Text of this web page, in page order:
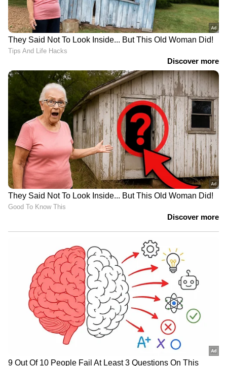
ഒന്നുകിൽ തങ്ങൾക്കായി ഒരു പങ്കാളിയെ
കണ്ടെത്താൻ കഴിഞ്ഞില്ല, അല്ലെങ്കിൽ ഒരാളുടെ
ആവശ്യം അനുഭവപ്പെടുന്നില്ല എന്നുമാണ്
എന്തുകൊണ്ട് വിവാഹം വേണ്ട എന്ന്
ചോദ്യത്തിന് ഉത്തരമായി
പറയാനുണ്ടായിരുന്നത്.